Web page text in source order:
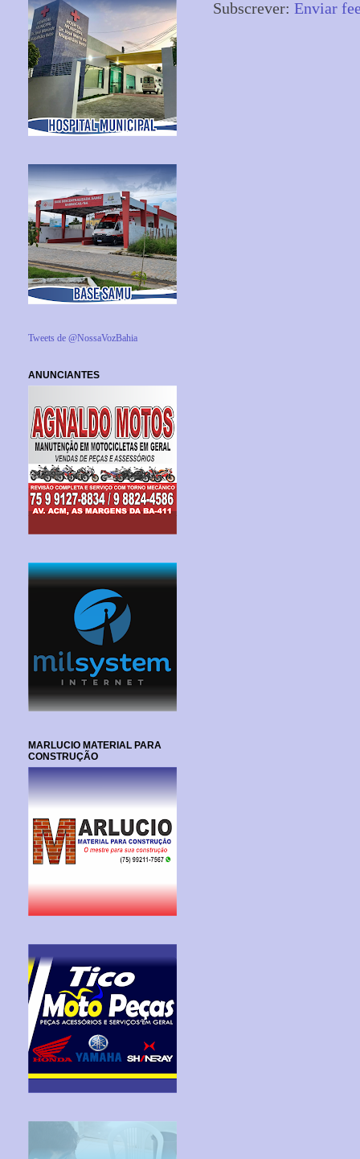
Subscrever: Enviar
Tweets de @NossaVozBahia
ANUNCIANTES
MARLUCIO MATERIAL PARA
CONSTRUÇÃO